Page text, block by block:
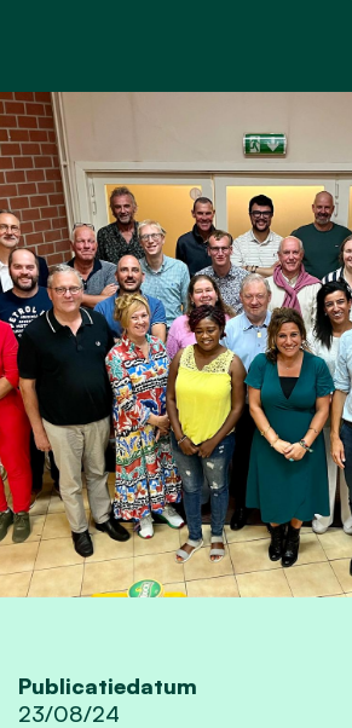
Publicatiedatum
23/08/24